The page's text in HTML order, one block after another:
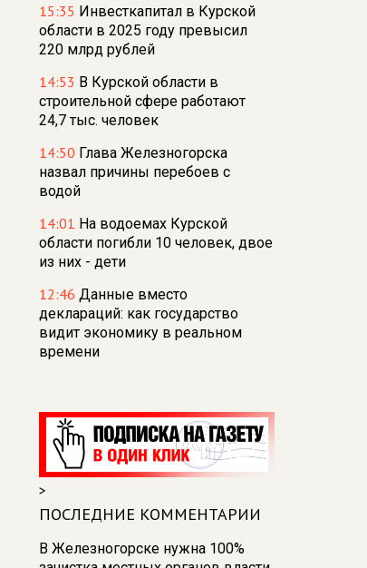
15:35 Инвесткапитал в Курской
области в 2025 году превысил
220 млрд рублей
14:53 В Курской области в
строительной сфере работают
24,7 тыс. человек
14:50 Глава Железногорска
назвал причины перебоев с
водой
14:01 На водоемах Курской
области погибли 10 человек, двое
из них - дети
12:46 Данные вместо
деклараций: как государство
видит экономику в реальном
времени
Карла Маркса
12:17
В Курске прокуратура
добивается возмещения для
девочки - подростка ущерба за
побои
11:58В Курской области
обрушившаяся стена повлекла
>
ПОСЛЕДНИЕ КОММЕНТАРИИ
В Железногорске нужна 100%